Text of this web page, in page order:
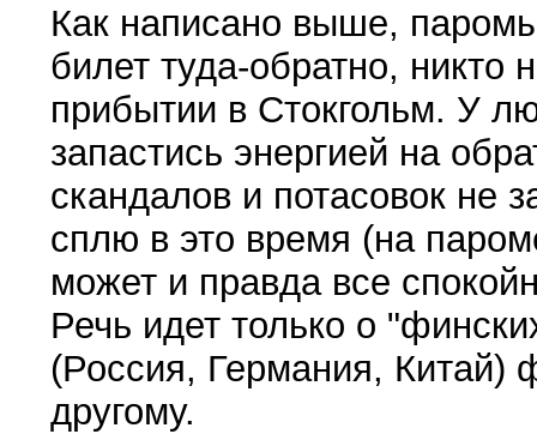
Как написано выше,
билет туда-обратно, никто
прибытии в Стокгольм. У
запастись энергией на
скандалов и потасовок не
сплю в это время (на
может и правда все
Речь идет только о
(Россия, Германия, Китай)
другому.